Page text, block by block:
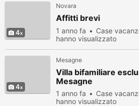
4
Novara
Affitti brevi
1 anno fa Case
hanno visualizzato
4
Mesagne
Villa bifamiliare
Mesagne
1 anno fa Case
hanno visualizzato